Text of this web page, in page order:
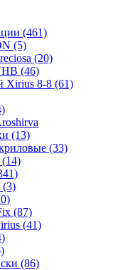
(461)
(5)
(20)
(46)
Xirius 8-8 (61)
(13)
(33)
(3)
(87)
(41)
(86)